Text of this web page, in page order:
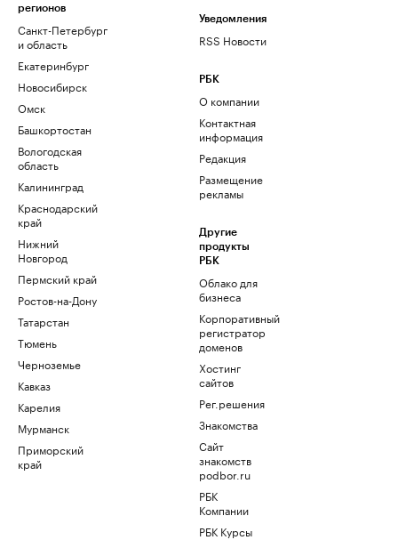
регионов
Санкт-Петербург
и область
Екатеринбург
Новосибирск
Омск
Башкортостан
Вологодская
область
Калининград
Краснодарский
край
Нижний
Новгород
Пермский край
Ростов-на-Дону
Татарстан
Тюмень
Черноземье
Кавказ
Карелия
Мурманск
Приморский
край
Уведомления
RSS Новости
РБК
О компании
Контактная
информация
Редакция
Размещение
рекламы
Другие
продукты
РБК
Облако для
бизнеса
Корпоративный
регистратор
доменов
Хостинг
сайтов
Рег.решения
Знакомства
Сайт
знакомств
podbor.ru
РБК
Компании
РБК Курсы